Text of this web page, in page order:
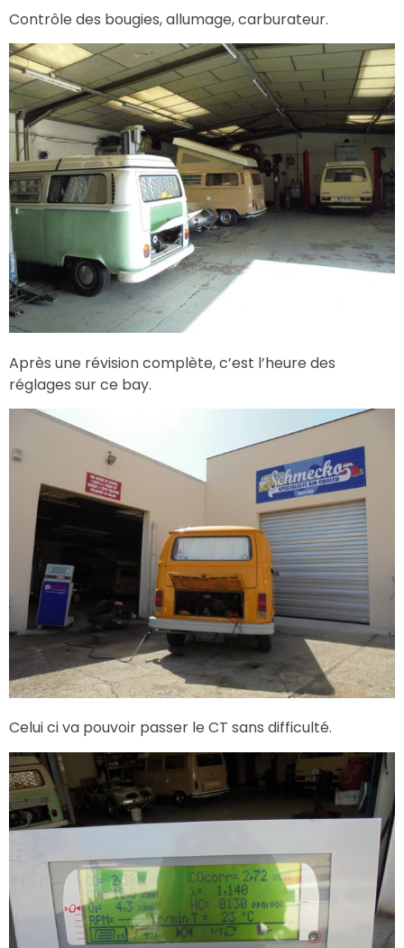
Contrôle des bougies, allumage, carburateur.
Après une révision complète, c’est l’heure des
réglages sur ce bay.
Celui ci va pouvoir passer le CT sans difficulté.